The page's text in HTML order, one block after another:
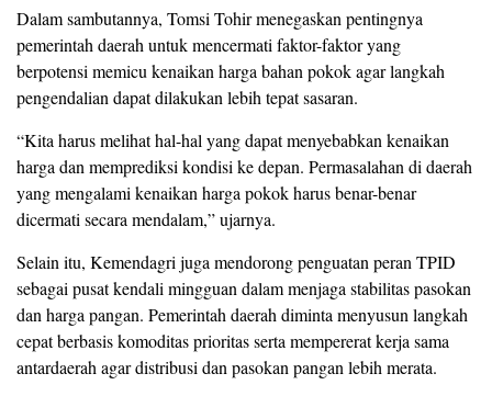
Dalam sambutannya, Tomsi Tohir menegaskan pentingnya
pemerintah daerah untuk mencermati faktor-faktor yang
berpotensi memicu kenaikan harga bahan pokok agar langkah
pengendalian dapat dilakukan lebih tepat sasaran.
“Kita harus melihat hal-hal yang dapat menyebabkan kenaikan
harga dan memprediksi kondisi ke depan. Permasalahan di daerah
yang mengalami kenaikan harga pokok harus benar-benar
dicermati secara mendalam,” ujarnya.
Selain itu, Kemendagri juga mendorong penguatan peran TPID
sebagai pusat kendali mingguan dalam menjaga stabilitas pasokan
dan harga pangan. Pemerintah daerah diminta menyusun langkah
cepat berbasis komoditas prioritas serta mempererat kerja sama
antardaerah agar distribusi dan pasokan pangan lebih merata.